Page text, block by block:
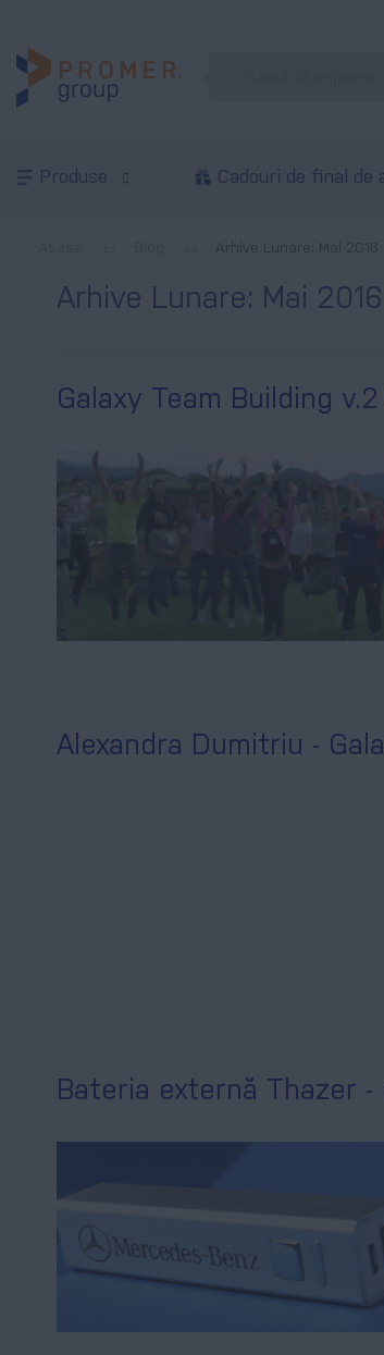
Produse Cadouri de final de
Arhive Lunare: Mai 2016
Galaxy Team Building v.2
Alexandra Dumitriu -
Bateria externă Thazer